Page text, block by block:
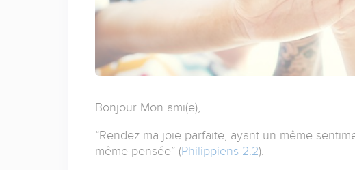
Bonjour Mon ami(e),
“Rendez ma joie parfaite, ayant un même
même pensée” (Philippiens 2.2).